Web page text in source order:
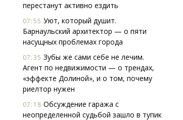
перестанут активно ездить
07:55 Уют, который душит.
Барнаульский архитектор — о пяти
насущных проблемах города
07:35 Зубы же сами себе не лечим.
Агент по недвижимости — о трендах,
«эффекте Долиной», и о том, почему
риелтор нужен
07:18 Обсуждение гаража с
неопределенной судьбой зашло в тупик